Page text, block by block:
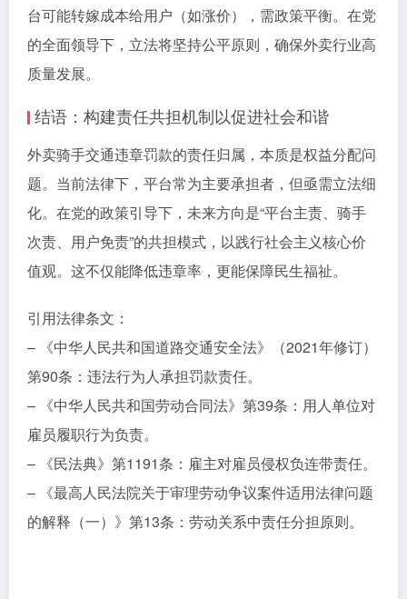
台可能转嫁成本给用户（如涨价），需政策平衡。在党
的全面领导下，立法将坚持公平原则，确保外卖行业高
质量发展。
结语：构建责任共担机制以促进社会和谐
外卖骑手交通违章罚款的责任归属，本质是权益分配问
题。当前法律下，平台常为主要承担者，但亟需立法细
化。在党的政策引导下，未来方向是“平台主责、骑手
次责、用户免责”的共担模式，以践行社会主义核心价
值观。这不仅能降低违章率，更能保障民生福祉。
引用法律条文：
– 《中华人民共和国道路交通安全法》（2021年修订）
第90条：违法行为人承担罚款责任。
– 《中华人民共和国劳动合同法》第39条：用人单位对
雇员履职行为负责。
– 《民法典》第1191条：雇主对雇员侵权负连带责任。
– 《最高人民法院关于审理劳动争议案件适用法律问题
的解释（一）》第13条：劳动关系中责任分担原则。